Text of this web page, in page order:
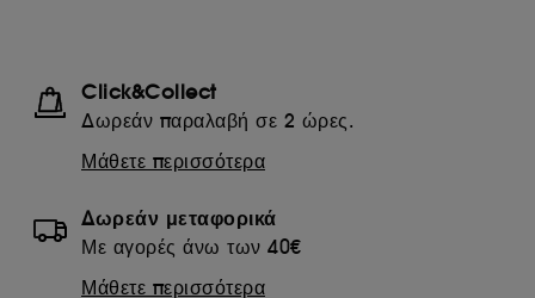
Click&Collect
Δωρεάν παραλαβή σε 2 ώρες.
Μάθετε περισσότερα
Δωρεάν μεταφορικά
Με αγορές άνω των 40€
Μάθετε περισσότερα